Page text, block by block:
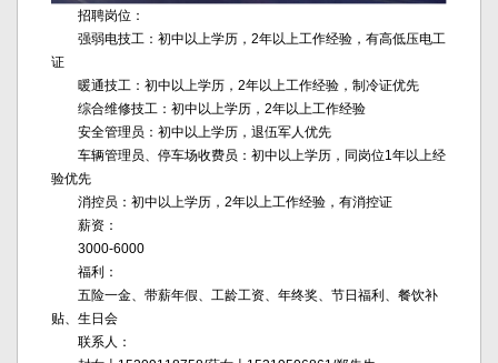
招聘岗位：
强弱电技工：初中以上学历，2年以上工作经验，有高低压电工
证
暖通技工：初中以上学历，2年以上工作经验，制冷证优先
综合维修技工：初中以上学历，2年以上工作经验
安全管理员：初中以上学历，退伍军人优先
车辆管理员、停车场收费员：初中以上学历，同岗位1年以上经
验优先
消控员：初中以上学历，2年以上工作经验，有消控证
薪资：
3000-6000
福利：
五险一金、带薪年假、工龄工资、年终奖、节日福利、餐饮补
贴、生日会
联系人：